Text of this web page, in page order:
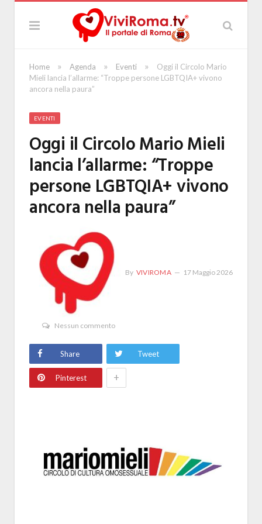
Home » Agenda » Eventi »
Oggi il Circolo Mario
Mieli lancia l’allarme: “Troppe persone LGBTQIA+ vivono
ancora nella paura”
EVENTI
Oggi il Circolo Mario Mieli
lancia l’allarme: “Troppe
persone LGBTQIA+ vivono
ancora nella paura”
By VIVIROMA 17 Maggio 2026
Nessun commento
Share Tweet
Pinterest +